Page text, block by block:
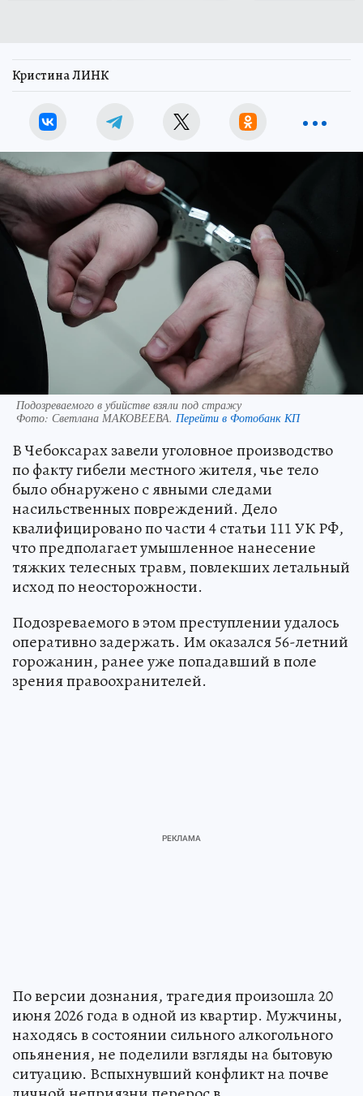
Кристина ЛИНК
Подозреваемого в убийстве взяли под стражу
Фото: Светлана МАКОВЕЕВА. Перейти в Фотобанк КП
В Чебоксарах завели уголовное производство
по факту гибели местного жителя, чье тело
было обнаружено с явными следами
насильственных повреждений. Дело
квалифицировано по части 4 статьи 111 УК РФ,
что предполагает умышленное нанесение
тяжких телесных травм, повлекших летальный
исход по неосторожности.
Подозреваемого в этом преступлении удалось
оперативно задержать. Им оказался 56-летний
горожанин, ранее уже попадавший в поле
зрения правоохранителей.
По версии дознания, трагедия произошла 20
июня 2026 года в одной из квартир. Мужчины,
находясь в состоянии сильного алкогольного
опьянения, не поделили взгляды на бытовую
ситуацию. Вспыхнувший конфликт на почве